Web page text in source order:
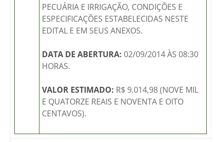
PECUÁRIA E IRRIGAÇÃO, CONDIÇÕES E
ESPECIFICAÇÕES ESTABELECIDAS NESTE
EDITAL E EM SEUS ANEXOS.
DATA DE ABERTURA: 02/09/2014 ÀS 08:30
HORAS.
VALOR ESTIMADO: R$ 9.014,98 (NOVE MIL
E QUATORZE REAIS E NOVENTA E OITO
CENTAVOS).